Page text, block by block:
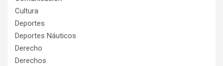
Cultura
Deportes
Deportes Náuticos
Derecho
Derechos